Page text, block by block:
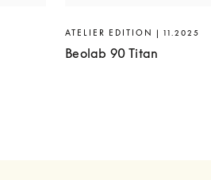
ATELIER EDITION | 11.2025
Beolab 90 Titan